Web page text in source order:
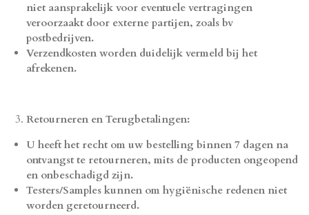
niet aansprakelijk voor eventuele vertragingen
veroorzaakt door externe partijen, zoals bv
postbedrijven.
Verzendkosten worden duidelijk vermeld bij het
afrekenen.
Retourneren en Terugbetalingen:
U heeft het recht om uw bestelling binnen 7 dagen na
ontvangst te retourneren, mits de producten ongeopend
en onbeschadigd zijn.
Testers/Samples kunnen om hygiënische redenen niet
worden geretourneerd.